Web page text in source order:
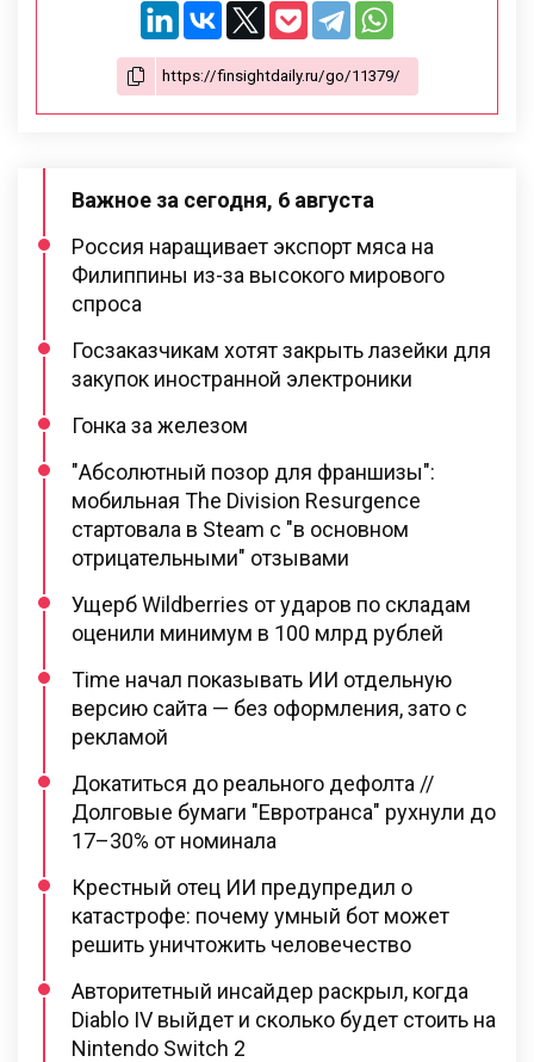
Важное за сегодня, 6 августа
Россия наращивает экспорт мяса на
Филиппины из-за высокого мирового
спроса
Госзаказчикам хотят закрыть лазейки для
закупок иностранной электроники
Гонка за железом
"Абсолютный позор для франшизы":
мобильная The Division Resurgence
стартовала в Steam с "в основном
отрицательными" отзывами
Ущерб Wildberries от ударов по складам
оценили минимум в 100 млрд рублей
Time начал показывать ИИ отдельную
версию сайта — без оформления, зато с
рекламой
Докатиться до реального дефолта //
Долговые бумаги "Евротранса" рухнули до
17–30% от номинала
Крестный отец ИИ предупредил о
катастрофе: почему умный бот может
решить уничтожить человечество
Авторитетный инсайдер раскрыл, когда
Diablo IV выйдет и сколько будет стоить на
Nintendo Switch 2